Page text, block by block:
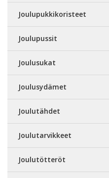
Joulupukkikoristeet
Joulupussit
Joulusukat
Joulusydämet
Joulutähdet
Joulutarvikkeet
Joulutötteröt